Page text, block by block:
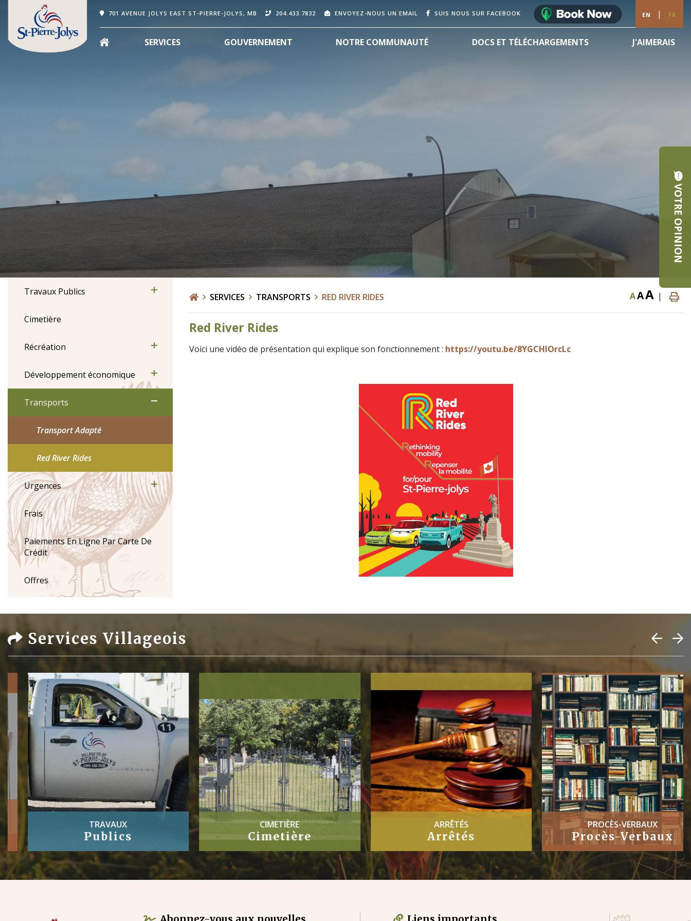
701 AVENUE JOLYS EAST ST-PIERRE-JOLYS, MB 204.433.7832 ENVOYEZ-NOUS UN EMAIL SUIS NOUS SUR FACEBOOK EN | FR
SERVICES GOUVERNEMENT NOTRE COMMUNAUTÉ DOCS ET TÉLÉCHARGEMENTS J'AIMERAIS
Travaux Publics
Cimetière
Récréation
Développement économique
Transports
Transport Adapté
Red River Rides
Urgences
Frais
Paiements En Ligne Par Carte De
Crédit
Offres
SERVICES TRANSPORTS RED RIVER RIDES AAA |
Red River Rides
Voici une vidéo de présentation qui explique son fonctionnement : https://youtu.be/8YGCHIOrcLc
Services Villageois
TRAVAUX
Publics
CIMETIÈRE
Cimetière
ARRÊTÉS
Arrêtés
PROCÈS-VERBAUX
Procès-Verbaux
VOTRE OPINION